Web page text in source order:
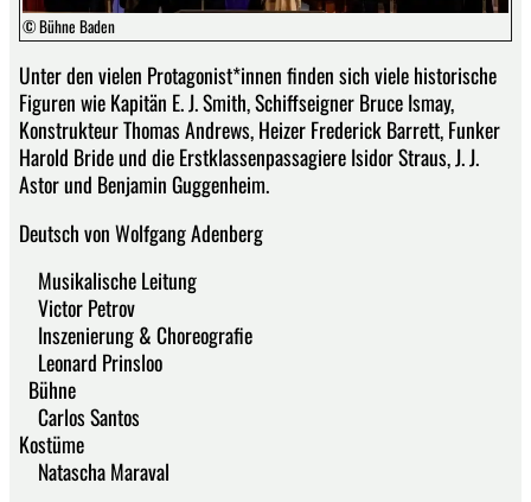
© Bühne Baden
Unter den vielen Protagonist*innen finden sich viele historische
Figuren wie Kapitän E. J. Smith, Schiffseigner Bruce Ismay,
Konstrukteur Thomas Andrews, Heizer Frederick Barrett, Funker
Harold Bride und die Erstklassenpassagiere Isidor Straus, J. J.
Astor und Benjamin Guggenheim.
Deutsch von Wolfgang Adenberg
Musikalische Leitung
Victor Petrov
Inszenierung & Choreografie
Leonard Prinsloo
Bühne
Carlos Santos
Kostüme
Natascha Maraval